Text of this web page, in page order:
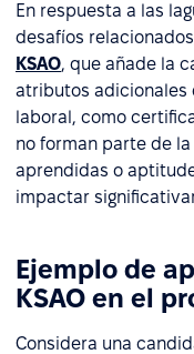
En respuesta a las
desafíos
KSAO, que añade la
atributos adicionales
laboral, como
no forman parte de
aprendidas o
impactar
Ejemplo de
KSAO en el
Considera una